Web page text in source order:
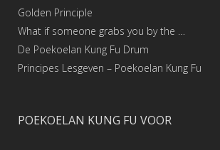
Golden Principle
What if someone grabs you by the …
De Poekoelan Kung Fu Drum
Principes Lesgeven – Poekoelan Kung Fu
POEKOELAN KUNG FU VOOR